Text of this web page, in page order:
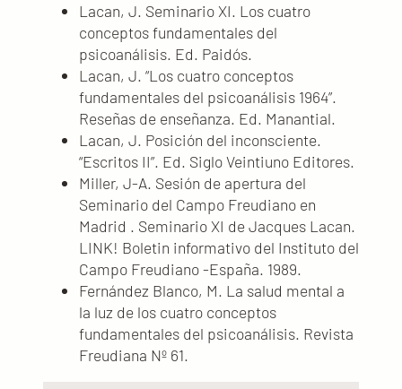
Lacan, J. Seminario XI. Los cuatro
conceptos fundamentales del
psicoanálisis. Ed. Paidós.
Lacan, J. “Los cuatro conceptos
fundamentales del psicoanálisis 1964”.
Reseñas de enseñanza. Ed. Manantial.
Lacan, J. Posición del inconsciente.
“Escritos II”. Ed. Siglo Veintiuno Editores.
Miller, J-A. Sesión de apertura del
Seminario del Campo Freudiano en
Madrid . Seminario XI de Jacques Lacan.
LINK! Boletin informativo del Instituto del
Campo Freudiano -España. 1989.
Fernández Blanco, M. La salud mental a
la luz de los cuatro conceptos
fundamentales del psicoanálisis. Revista
Freudiana Nº 61.